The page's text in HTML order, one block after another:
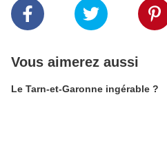
Vous aimerez aussi
Le Tarn-et-Garonne ingérable ?